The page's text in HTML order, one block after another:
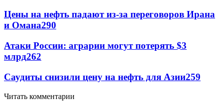
Цены на нефть падают из-за переговоров Ирана
и Омана290
Атаки России: аграрии могут потерять $3
млрд262
Саудиты снизили цену на нефть для Азии259
Читать комментарии